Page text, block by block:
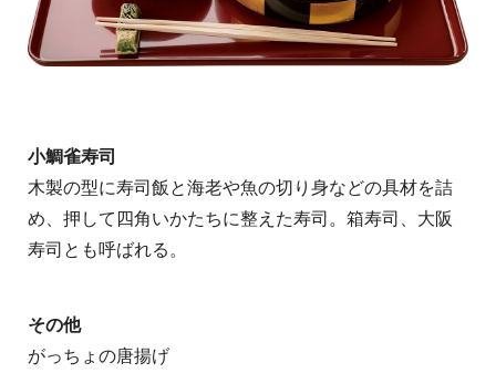
小鯛雀寿司
木製の型に寿司飯と海老や魚の切り身などの具材を詰
め、押して四角いかたちに整えた寿司。箱寿司、大阪
寿司とも呼ばれる。
その他
がっちょの唐揚げ